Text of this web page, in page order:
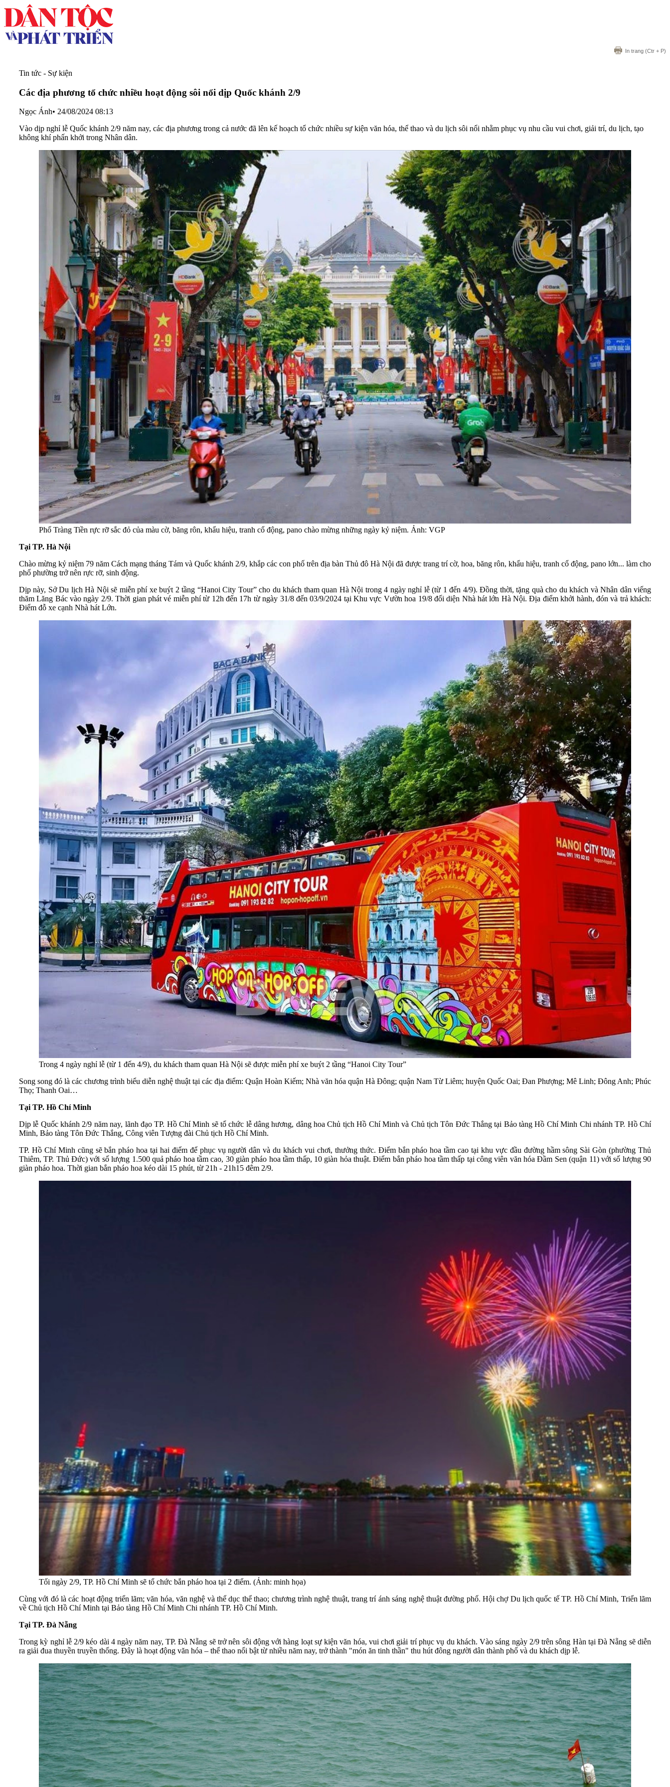
In trang (Ctr + P)
Tin tức - Sự kiện
Các địa phương tổ chức nhiều hoạt động sôi nổi dịp Quốc khánh 2/9
Ngọc Ánh• 24/08/2024 08:13
Vào dịp nghỉ lễ Quốc khánh 2/9 năm nay, các địa phương trong cả nước đã lên kế hoạch tổ chức nhiều sự kiện văn hóa, thể thao và du lịch sôi nổi nhằm phục vụ nhu cầu vui chơi, giải trí, du lịch, tạo
không khí phấn khởi trong Nhân dân.
Phố Tràng Tiền rực rỡ sắc đỏ của màu cờ, băng rôn, khẩu hiệu, tranh cổ động, pano chào mừng những ngày kỷ niệm. Ảnh: VGP
Tại TP. Hà Nội
Chào mừng kỷ niệm 79 năm Cách mạng tháng Tám và Quốc khánh 2/9, khắp các con phố trên địa bàn Thủ đô Hà Nội đã được trang trí cờ, hoa, băng rôn, khẩu hiệu, tranh cổ động, pano lớn... làm cho
phố phường trở nên rực rỡ, sinh động.
Dịp này, Sở Du lịch Hà Nội sẽ miễn phí xe buýt 2 tầng “Hanoi City Tour” cho du khách tham quan Hà Nội trong 4 ngày nghỉ lễ (từ 1 đến 4/9). Đồng thời, tặng quà cho du khách và Nhân dân viếng
thăm Lăng Bác vào ngày 2/9. Thời gian phát vé miễn phí từ 12h đến 17h từ ngày 31/8 đến 03/9/2024 tại Khu vực Vườn hoa 19/8 đối diện Nhà hát lớn Hà Nội. Địa điểm khởi hành, đón và trả khách:
Điểm đỗ xe cạnh Nhà hát Lớn.
Trong 4 ngày nghỉ lễ (từ 1 đến 4/9), du khách tham quan Hà Nội sẽ được miễn phí xe buýt 2 tầng “Hanoi City Tour”
Song song đó là các chương trình biểu diễn nghệ thuật tại các địa điểm: Quận Hoàn Kiếm; Nhà văn hóa quận Hà Đông; quận Nam Từ Liêm; huyện Quốc Oai; Đan Phượng; Mê Linh; Đông Anh; Phúc
Thọ; Thanh Oai…
Tại TP. Hồ Chí Minh
Dịp lễ Quốc khánh 2/9 năm nay, lãnh đạo TP. Hồ Chí Minh sẽ tổ chức lễ dâng hương, dâng hoa Chủ tịch Hồ Chí Minh và Chủ tịch Tôn Đức Thắng tại Bảo tàng Hồ Chí Minh Chi nhánh TP. Hồ Chí
Minh, Bảo tàng Tôn Đức Thắng, Công viên Tượng đài Chủ tịch Hồ Chí Minh.
TP. Hồ Chí Minh cũng sẽ bắn pháo hoa tại hai điểm để phục vụ người dân và du khách vui chơi, thưởng thức. Điểm bắn pháo hoa tầm cao tại khu vực đầu đường hầm sông Sài Gòn (phường Thủ
Thiêm, TP. Thủ Đức) với số lượng 1.500 quả pháo hoa tầm cao, 30 giàn pháo hoa tầm thấp, 10 giàn hỏa thuật. Điểm bắn pháo hoa tầm thấp tại công viên văn hóa Đầm Sen (quận 11) với số lượng 90
giàn pháo hoa. Thời gian bắn pháo hoa kéo dài 15 phút, từ 21h - 21h15 đêm 2/9.
Tối ngày 2/9, TP. Hồ Chí Minh sẽ tổ chức bắn pháo hoa tại 2 điểm. (Ảnh: minh họa)
Cùng với đó là các hoạt động triển lãm; văn hóa, văn nghệ và thể dục thể thao; chương trình nghệ thuật, trang trí ánh sáng nghệ thuật đường phố. Hội chợ Du lịch quốc tế TP. Hồ Chí Minh, Triển lãm
về Chủ tịch Hồ Chí Minh tại Bảo tàng Hồ Chí Minh Chi nhánh TP. Hồ Chí Minh.
Tại TP. Đà Nẵng
Trong kỳ nghỉ lễ 2/9 kéo dài 4 ngày năm nay, TP. Đà Nẵng sẽ trở nên sôi động với hàng loạt sự kiện văn hóa, vui chơi giải trí phục vụ du khách. Vào sáng ngày 2/9 trên sông Hàn tại Đà Nẵng sẽ diễn
ra giải đua thuyền truyền thống. Đây là hoạt động văn hóa – thể thao nổi bật từ nhiều năm nay, trở thành "món ăn tinh thần" thu hút đông người dân thành phố và du khách dịp lễ.